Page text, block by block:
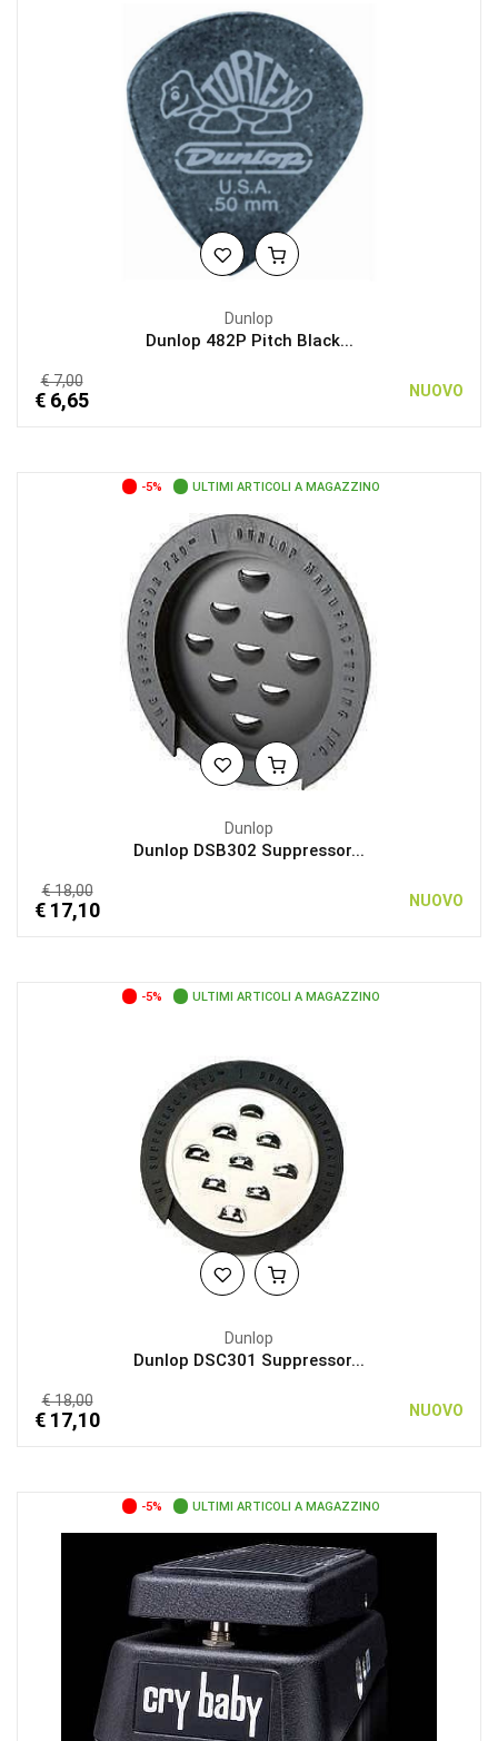
Dunlop
Dunlop 482P Pitch Black...
€ 7,00
€ 6,65 NUOVO
-5% ULTIMI ARTICOLI A MAGAZZINO
Dunlop
Dunlop DSB302 Suppressor...
€ 18,00
€ 17,10 NUOVO
-5% ULTIMI ARTICOLI A MAGAZZINO
Dunlop
Dunlop DSC301 Suppressor...
€ 18,00
€ 17,10 NUOVO
-5% ULTIMI ARTICOLI A MAGAZZINO